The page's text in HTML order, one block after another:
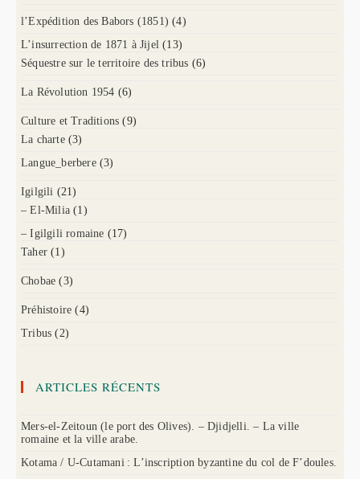
l’Expédition des Babors (1851) (4)
L’insurrection de 1871 à Jijel (13)
Séquestre sur le territoire des tribus (6)
La Révolution 1954 (6)
Culture et Traditions (9)
La charte (3)
Langue_berbere (3)
Igilgili (21)
– El-Milia (1)
– Igilgili romaine (17)
Taher (1)
Chobae (3)
Préhistoire (4)
Tribus (2)
ARTICLES RÉCENTS
Mers-el-Zeitoun (le port des Olives). – Djidjelli. – La ville
romaine et la ville arabe.
Kotama / U-Cutamani : L’inscription byzantine du col de F’doules.